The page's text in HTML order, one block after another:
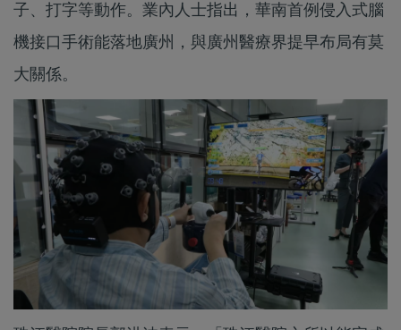
子、打字等動作。業內人士指出，華南首例侵入式腦
機接口手術能落地廣州，與廣州醫療界提早布局有莫
大關係。